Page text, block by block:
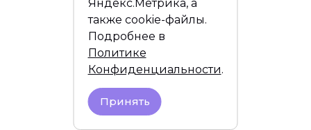
Яндекс.Метрика, а
также cookie-файлы.
Подробнее в
Политике
Конфиденциальности.
Принять